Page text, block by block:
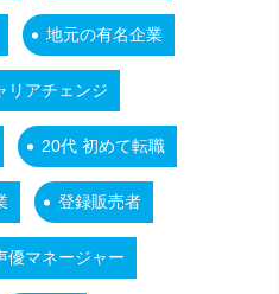
地元の有名企業
リアチェンジ
20代 初めて転職
登録販売者
優マネージャー